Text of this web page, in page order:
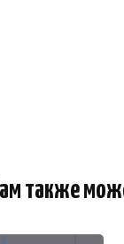
также